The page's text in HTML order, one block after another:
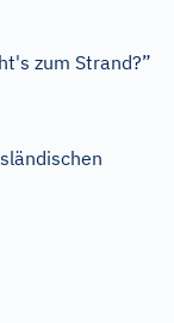
zum Strand?”